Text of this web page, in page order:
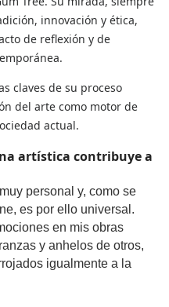
innovación y ética,
de reflexión y de
claves de su proceso
del arte como motor de
actual.
artística contribuye a
personal y, como se
es por ello universal.
en mis obras
y anhelos de otros,
igualmente a la